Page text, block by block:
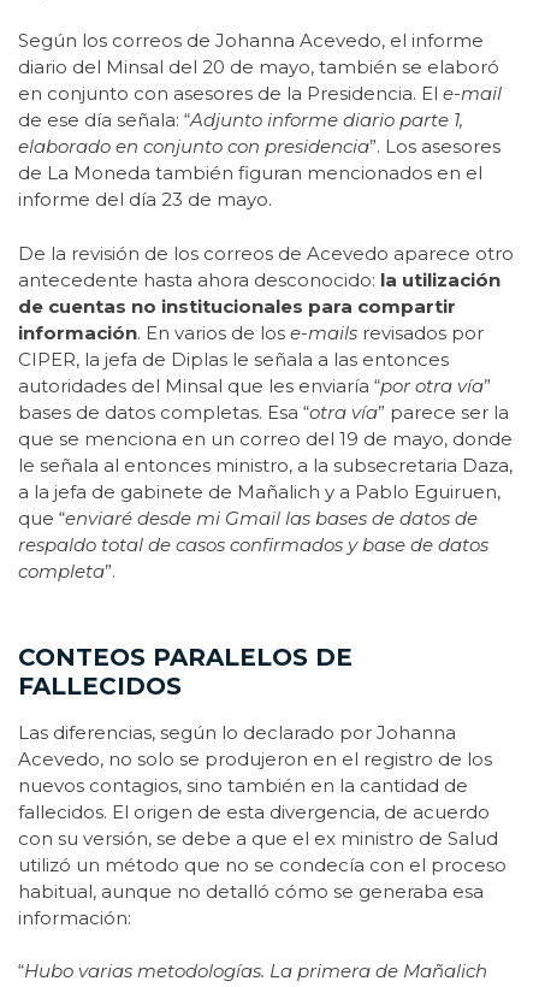
Según los correos de Johanna Acevedo, el informe
diario del Minsal del 20 de mayo, también se elaboró
en conjunto con asesores de la Presidencia. El e-mail
de ese día señala: “Adjunto informe diario parte 1,
elaborado en conjunto con presidencia”. Los asesores
de La Moneda también figuran mencionados en el
informe del día 23 de mayo.
De la revisión de los correos de Acevedo aparece otro
antecedente hasta ahora desconocido: la utilización
de cuentas no institucionales para compartir
información. En varios de los e-mails revisados por
CIPER, la jefa de Diplas le señala a las entonces
autoridades del Minsal que les enviaría “por otra vía”
bases de datos completas. Esa “otra vía” parece ser la
que se menciona en un correo del 19 de mayo, donde
le señala al entonces ministro, a la subsecretaria Daza,
a la jefa de gabinete de Mañalich y a Pablo Eguiruen,
que “enviaré desde mi Gmail las bases de datos de
respaldo total de casos confirmados y base de datos
completa”.
CONTEOS PARALELOS DE
FALLECIDOS
Las diferencias, según lo declarado por Johanna
Acevedo, no solo se produjeron en el registro de los
nuevos contagios, sino también en la cantidad de
fallecidos. El origen de esta divergencia, de acuerdo
con su versión, se debe a que el ex ministro de Salud
utilizó un método que no se condecía con el proceso
habitual, aunque no detalló cómo se generaba esa
información:
“Hubo varias metodologías. La primera de Mañalich